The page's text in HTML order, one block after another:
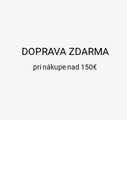
DOPRAVA ZDARMA
pri nákupe nad 150€